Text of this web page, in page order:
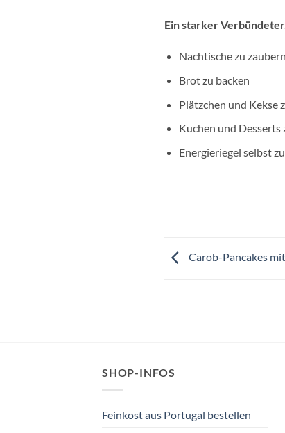
Ein starker
Nachtische zu zaubern
Brot zu backen
Plätzchen und Kekse
Kuchen und Desserts
Energieriegel selbst
Carob-Pancakes
SHOP-INFOS
Feinkost aus Portugal bestellen